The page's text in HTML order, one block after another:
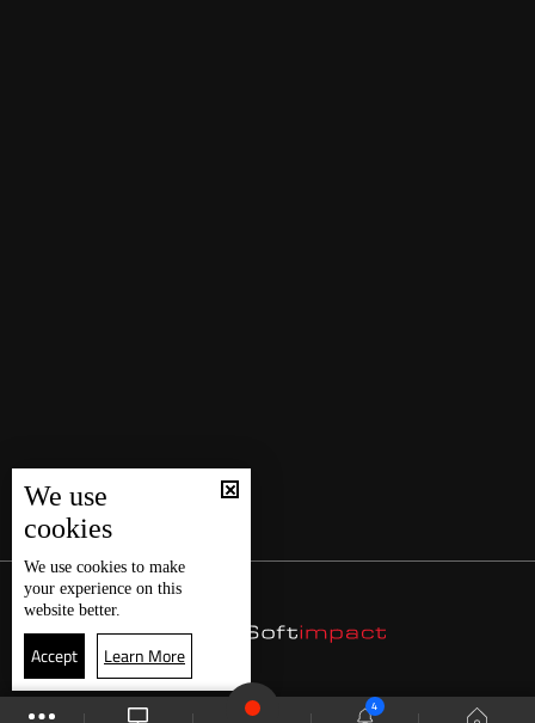
4
We use
cookies
We use cookies to make
your experience on this
website better.
Accept Learn More